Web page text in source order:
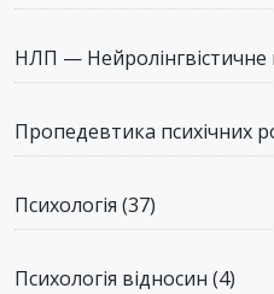
НЛП — Нейролінгвістичне
Пропедевтика психічних
Психологія (37)
Психологія відносин (4)